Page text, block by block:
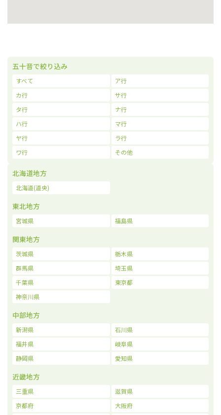
五十音で絞り込み
すべて
ア行
カ行
サ行
タ行
ナ行
ハ行
マ行
ヤ行
ラ行
ワ行
その他
北海道地方
北海道(道央)
東北地方
宮城県 福島県
関東地方
茨城県
栃木県
群馬県
埼玉県
千葉県
東京都
神奈川県
中部地方
新潟県
石川県
福井県
岐阜県
静岡県
愛知県
近畿地方
三重県
滋賀県
京都府
大阪府